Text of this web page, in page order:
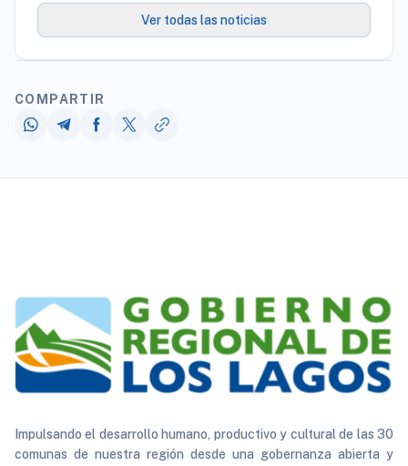
Ver todas las noticias
COMPARTIR
Impulsando el desarrollo humano, productivo y cultural de las 30
comunas de nuestra región desde una gobernanza abierta y